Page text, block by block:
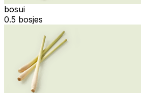
bosui
0.5 bosjes